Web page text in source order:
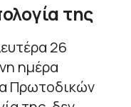
της
26
ημέρα
Πρωτοδικών